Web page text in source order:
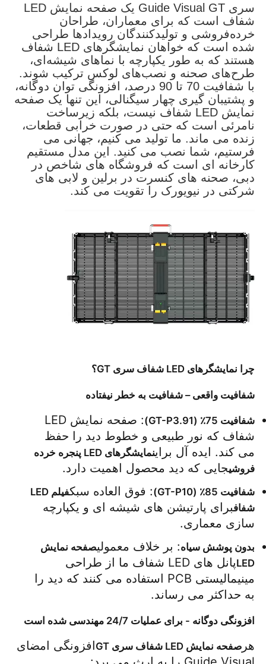
خانه
محصولات
ویدیو
نمایش VR
بازدید از کارخانه
کنترل کیفیت
با ما تماس بگیرید
موارد
درخواست قیمت
نمایشگر LED ویدیو وال
صفحه نمایش LED
صفحه نمایش کنسرت LED
اجاره صفحه نمایش LED
دیوار ویدیویی LED COB
نمایشگر LED شفاف
سری Guide Visual GT یک صفحه نمایش LED
شفاف است که برای معماران، طراحان
خرده‌فروشی و تولیدکنندگان رویدادها طراحی
شده است که خواهان نمایشگرهای LED شفاف
هستند که به طور یکپارچه با نماهای شیشه‌ای،
طرح‌های صحنه و نصب‌های لوکس ترکیب شوند.
با شفافیت 70 تا 90 درصد، افزونگی توان دوگانه،
و پشتیبان گیری چهار سیگنالی، این تنها یک صفحه
نمایش LED شفاف نیست، بلکه زیرساخت
نامرئی است که حتی در صورت خرابی قطعات،
زنده می ماند. ما تولید می کنیم، جهانی می
فرستیم، شما نصب می کنید. این مدل مستقیم
کارخانه ای است که فروشگاه های شاخص در
دبی، صحنه های کنسرت در برلین و لابی های
شرکتی در نیویورک را تقویت می کند.
چرا نمایشگرهای LED شفاف سری GT؟
شفافیت واقعی – شفافیت به خطر نیفتاده
شفافیت 75٪ (GT-P3.91)
می کند. ایده آل برای
فروشیجایی که دید محصول اهمیت دارد.
شفافیت 85٪ (GT-P10) : فوق العاده سبک
شفاف
سازی معماری.
بدون پوشش سیاه: بر خلاف معمولی
LED
به حداکثر می رساند.
افزونگی دوگانه - برای عملیات 24/7 مهندسی شده است
هرصفحه نمایش LED شفاف سری GT